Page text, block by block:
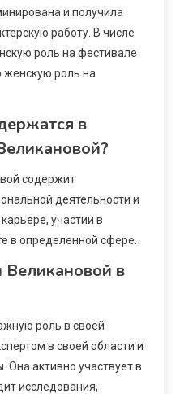
и получила
работу. В числе
роль на фестивале
роль на
в
содержит
деятельности и
участии в
в определенной сфере.
Великановой в
роль в своей
в своей области и
активно участвует в
исследования,